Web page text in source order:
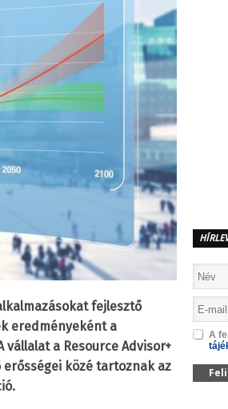
fejlesztő
eredményeként a
vállalat a Resource Advisor+
közé tartoznak az
A